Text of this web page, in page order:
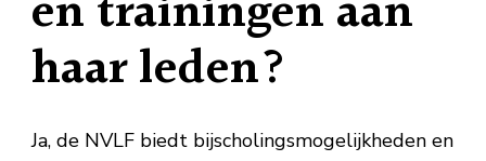
haar leden?
Ja, de NVLF biedt bijscholingsmogelijkheden en